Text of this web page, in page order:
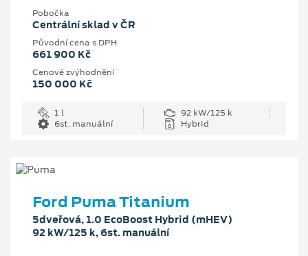
Pobočka
Centrální sklad v ČR
Původní cena s DPH
661 900 Kč
Cenové zvýhodnění
150 000 Kč
1 l
92 kW/125 k
6st. manuální
Hybrid
Ford Puma Titanium
5dveřová, 1.0 EcoBoost Hybrid (mHEV)
92 kW/125 k, 6st. manuální